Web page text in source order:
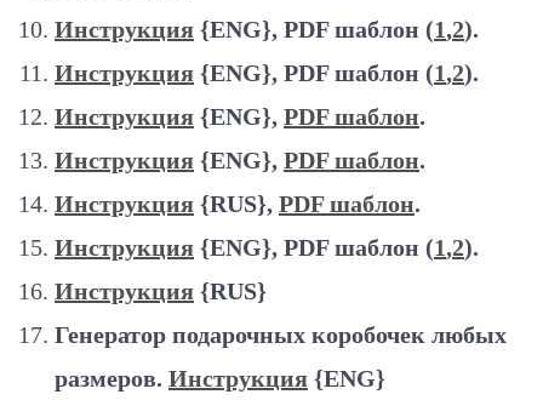
Инструкция {ENG}, PDF шаблон (1,2).
Инструкция {ENG}, PDF шаблон (1,2).
Инструкция {ENG}, PDF шаблон.
Инструкция {ENG}, PDF шаблон.
Инструкция {RUS}, PDF шаблон.
Инструкция {ENG}, PDF шаблон (1,2).
Инструкция {RUS}
Генератор подарочных коробочек любых
размеров. Инструкция {ENG}